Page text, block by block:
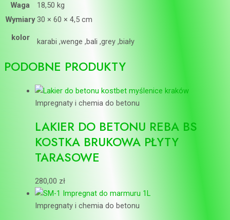
Waga
18,50 kg
Wymiary 30 × 60 × 4,5 cm
kolor
karabi ,wenge ,bali ,grey ,biały
PODOBNE PRODUKTY
Impregnaty i chemia do betonu
LAKIER DO BETONU REBA BS
KOSTKA BRUKOWA PŁYTY
TARASOWE
280,00 zł
Impregnaty i chemia do betonu